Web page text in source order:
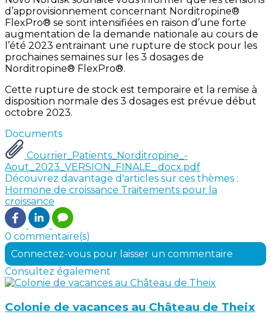
d’approvisionnement concernant Norditropine®
FlexPro® se sont intensifiées en raison d’une forte
augmentation de la demande nationale au cours de
l’été 2023 entrainant une rupture de stock pour les
prochaines semaines sur les 3 dosages de
Norditropine® FlexPro®.
Cette rupture de stock est temporaire et la remise à
disposition normale des 3 dosages est prévue début
octobre 2023.
Documents
Courrier_Patients_Norditropine_-
Aout_2023_VERSION_FINALE_.docx.pdf
Découvrez davantage d'articles sur ces thèmes :
Hormone de croissance Traitements pour la
croissance
0 commentaire(s)
Connectez-vous pour laisser un commentaire
Consultez également
Colonie de vacances au Château de Theix